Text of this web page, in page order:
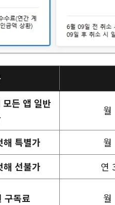
든 앱 일반
월
해 특별가
월
해 선불가
연
구독료 월